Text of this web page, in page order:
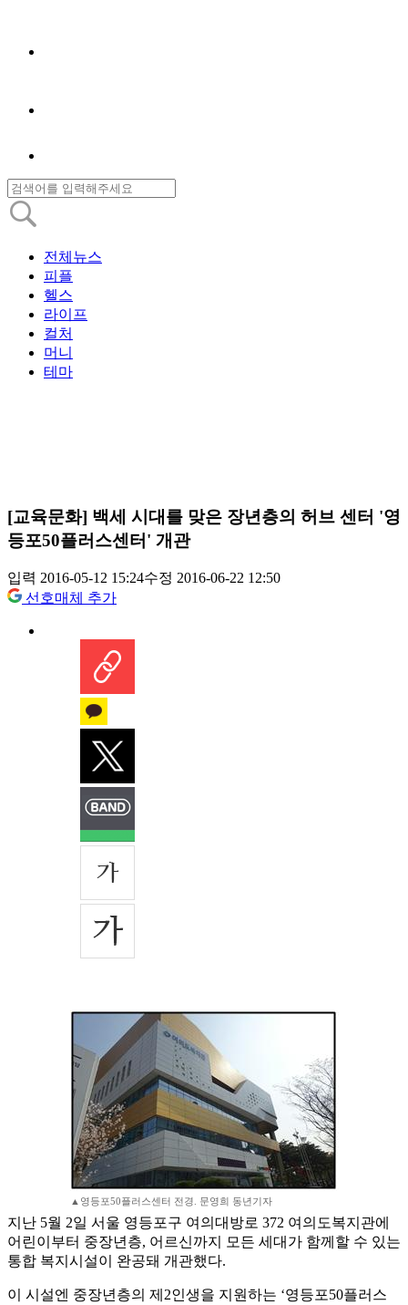
전체뉴스
피플
헬스
라이프
컬처
머니
테마
[교육문화] 백세 시대를 맞은 장년층의 허브 센터 '영
등포50플러스센터' 개관
입력 2016-05-12 15:24수정 2016-06-22 12:50
선호매체 추가
▲영등포50플러스센터 전경. 문영희 동년기자
지난 5월 2일 서울 영등포구 여의대방로 372 여의도복지관에
어린이부터 중장년층, 어르신까지 모든 세대가 함께할 수 있는
통합 복지시설이 완공돼 개관했다.
이 시설엔 중장년층의 제2인생을 지원하는 ‘영등포50플러스